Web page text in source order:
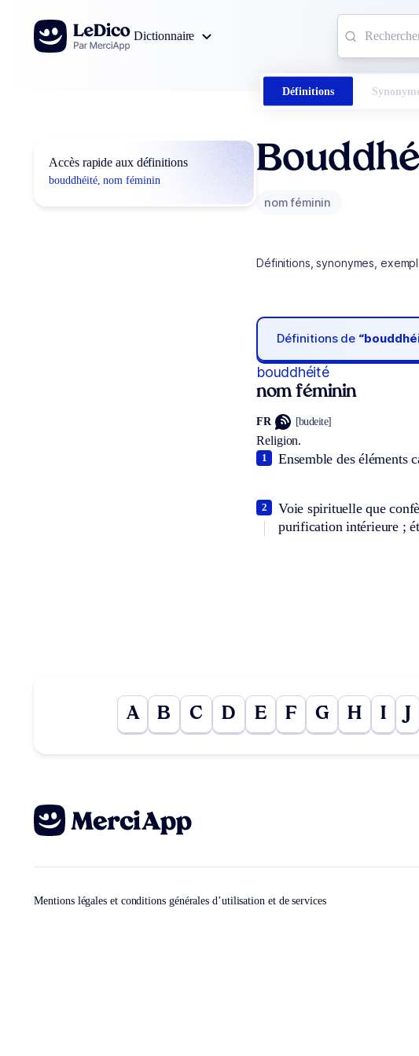
Aller au contenu
Dictionnaire
Définitions
Accès rapide aux définitions
bouddhéité, nom féminin
nom féminin
Définitions, synonymes,
Définitions de
bouddhéité
nom féminin
FR [budeite]
Religion.
Ensemble des éléments
1
Voie spirituelle que
purification intérieure ;
2
A B C D E F G H I
Mentions légales et conditions générales d’utilisation et de services